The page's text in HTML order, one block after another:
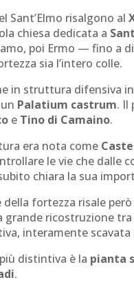
Sant’Elmo risalgono al
chiesa dedicata a
poi Ermo — fino a
sia l’intero colle.
in struttura difensiva
Palatium castrum. Il
e Tino di Camaino.
era nota come
le vie che dalle
chiara la sua
della fortezza risale
grande ricostruzione tra
interamente scavata
distintiva è la pianta
.